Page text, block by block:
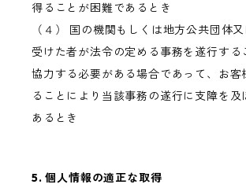
得ることが困難であるとき
（４） 国の機関もしくは地方公共団体
受けた者が法令の定める事務を遂行する
協力する必要がある場合であって、お客
ることにより当該事務の遂行に支障を及
あるとき
5. 個人情報の適正な取得